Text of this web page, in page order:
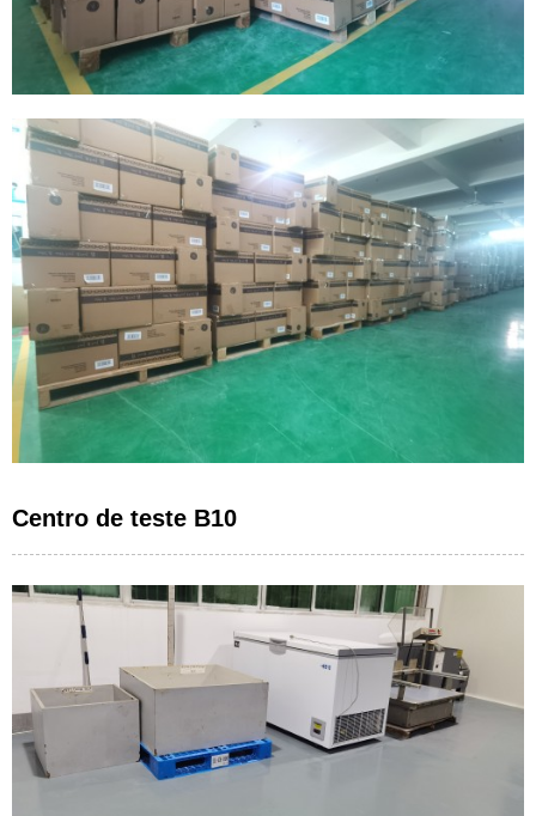
Centro de teste B10